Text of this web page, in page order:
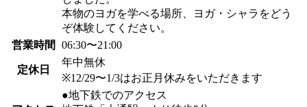
本物のヨガを学べる場所、ヨガ・シャラをどう
ぞ体験してください。
営業時間
06:30〜21:00
定休日
年中無休
※12/29〜1/3はお正月休みをいただきます
●地下鉄でのアクセス